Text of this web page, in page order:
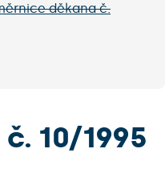
děkana č.
10/1995